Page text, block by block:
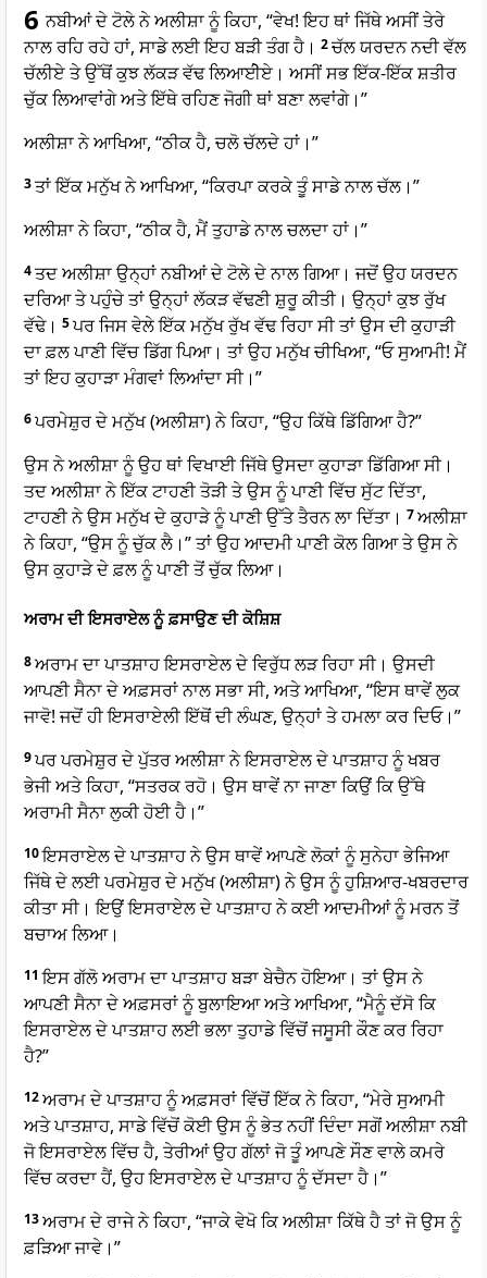
6ਨਬੀਆਂ ਦੇ ਟੋਲੇ ਨੇ ਅਲੀਸ਼ਾ ਨੂੰ ਕਿਹਾ, “ਵੇਖ! ਇਹ ਥਾਂ ਜਿੱਥੇ ਅਸੀਂ ਤੇਰੇ
ਨਾਲ ਰਹਿ ਰਹੇ ਹਾਂ, ਸਾਡੇ ਲਈ ਇਹ ਬੜੀ ਤੰਗ ਹੈ। 2ਚੱਲ ਯਰਦਨ ਨਦੀ ਵੱਲ
ਚੱਲੀਏ ਤੇ ਉੱਥੋਂ ਕੁਝ ਲੱਕੜ ਵੱਢ ਲਿਆਈੇਏ। ਅਸੀਂ ਸਭ ਇੱਕ-ਇੱਕ ਸ਼ਤੀਰ
ਚੁੱਕ ਲਿਆਵਾਂਗੇ ਅਤੇ ਇੱਥੇ ਰਹਿਣ ਜੋਗੀ ਥਾਂ ਬਣਾ ਲਵਾਂਗੇ।”
ਅਲੀਸ਼ਾ ਨੇ ਆਖਿਆ, “ਠੀਕ ਹੈ, ਚਲੋ ਚੱਲਦੇ ਹਾਂ।”
3ਤਾਂ ਇੱਕ ਮਨੁੱਖ ਨੇ ਆਖਿਆ, “ਕਿਰਪਾ ਕਰਕੇ ਤੂੰ ਸਾਡੇ ਨਾਲ ਚੱਲ।”
ਅਲੀਸ਼ਾ ਨੇ ਕਿਹਾ, “ਠੀਕ ਹੈ, ਮੈਂ ਤੁਹਾਡੇ ਨਾਲ ਚਲਦਾ ਹਾਂ।”
4ਤਦ ਅਲੀਸ਼ਾ ਉਨ੍ਹਾਂ ਨਬੀਆਂ ਦੇ ਟੋਲੇ ਦੇ ਨਾਲ ਗਿਆ। ਜਦੋਂ ਉਹ ਯਰਦਨ
ਦਰਿਆ ਤੇ ਪਹੁੰਚੇ ਤਾਂ ਉਨ੍ਹਾਂ ਲੱਕੜ ਵੱਢਣੀ ਸ਼ੁਰੂ ਕੀਤੀ। ਉਨ੍ਹਾਂ ਕੁਝ ਰੁੱਖ
ਵੱਢੇ। 5ਪਰ ਜਿਸ ਵੇਲੇ ਇੱਕ ਮਨੁੱਖ ਰੁੱਖ ਵੱਢ ਰਿਹਾ ਸੀ ਤਾਂ ਉਸ ਦੀ ਕੁਹਾੜੀ
ਦਾ ਫ਼ਲ ਪਾਣੀ ਵਿੱਚ ਡਿੱਗ ਪਿਆ। ਤਾਂ ਉਹ ਮਨੁੱਖ ਚੀਖਿਆ, “ਓ ਸੁਆਮੀ! ਮੈਂ
ਤਾਂ ਇਹ ਕੁਹਾੜਾ ਮੰਗਵਾਂ ਲਿਆਂਦਾ ਸੀ।”
6ਪਰਮੇਸ਼ੁਰ ਦੇ ਮਨੁੱਖ (ਅਲੀਸ਼ਾ) ਨੇ ਕਿਹਾ, “ਉਹ ਕਿੱਥੇ ਡਿੱਗਿਆ ਹੈ?”
ਉਸ ਨੇ ਅਲੀਸ਼ਾ ਨੂੰ ਉਹ ਥਾਂ ਵਿਖਾਈ ਜਿੱਥੇ ਉਸਦਾ ਕੁਹਾੜਾ ਡਿੱਗਿਆ ਸੀ।
ਤਦ ਅਲੀਸ਼ਾ ਨੇ ਇੱਕ ਟਾਹਣੀ ਤੋੜੀ ਤੇ ਉਸ ਨੂੰ ਪਾਣੀ ਵਿੱਚ ਸੁੱਟ ਦਿੱਤਾ,
ਟਾਹਣੀ ਨੇ ਉਸ ਮਨੁੱਖ ਦੇ ਕੁਹਾੜੇ ਨੂੰ ਪਾਣੀ ਉੱਤੇ ਤੈਰਨ ਲਾ ਦਿੱਤਾ। 7ਅਲੀਸ਼ਾ
ਨੇ ਕਿਹਾ, “ਉਸ ਨੂੰ ਚੁੱਕ ਲੈ।” ਤਾਂ ਉਹ ਆਦਮੀ ਪਾਣੀ ਕੋਲ ਗਿਆ ਤੇ ਉਸ ਨੇ
ਉਸ ਕੁਹਾੜੇ ਦੇ ਫ਼ਲ ਨੂੰ ਪਾਣੀ ਤੋਂ ਚੁੱਕ ਲਿਆ।
ਅਰਾਮ ਦੀ ਇਸਰਾਏਲ ਨੂੰ ਫ਼ਸਾਉਣ ਦੀ ਕੋਸ਼ਿਸ਼
8ਅਰਾਮ ਦਾ ਪਾਤਸ਼ਾਹ ਇਸਰਾਏਲ ਦੇ ਵਿਰੁੱਧ ਲੜ ਰਿਹਾ ਸੀ। ਉਸਦੀ
ਆਪਣੀ ਸੈਨਾ ਦੇ ਅਫ਼ਸਰਾਂ ਨਾਲ ਸਭਾ ਸੀ, ਅਤੇ ਆਖਿਆ, “ਇਸ ਥਾਵੇਂ ਲੁਕ
ਜਾਵੋ! ਜਦੋਂ ਹੀ ਇਸਰਾਏਲੀ ਇੱਥੋਂ ਦੀ ਲੰਘਣ, ਉਨ੍ਹਾਂ ਤੇ ਹਮਲਾ ਕਰ ਦਿਓ।”
9ਪਰ ਪਰਮੇਸ਼ੁਰ ਦੇ ਪੁੱਤਰ ਅਲੀਸ਼ਾ ਨੇ ਇਸਰਾਏਲ ਦੇ ਪਾਤਸ਼ਾਹ ਨੂੰ ਖਬਰ
ਭੇਜੀ ਅਤੇ ਕਿਹਾ, “ਸਤਰਕ ਰਹੋ। ਉਸ ਥਾਵੇਂ ਨਾ ਜਾਣਾ ਕਿਉਂ ਕਿ ਉੱਥੇ
ਅਰਾਮੀ ਸੈਨਾ ਲੁਕੀ ਹੋਈ ਹੈ।”
10ਇਸਰਾਏਲ ਦੇ ਪਾਤਸ਼ਾਹ ਨੇ ਉਸ ਥਾਵੇਂ ਆਪਣੇ ਲੋਕਾਂ ਨੂੰ ਸੁਨੇਹਾ ਭੇਜਿਆ
ਜਿੱਥੇ ਦੇ ਲਈ ਪਰਮੇਸ਼ੁਰ ਦੇ ਮਨੁੱਖ (ਅਲੀਸ਼ਾ) ਨੇ ਉਸ ਨੂੰ ਹੁਸ਼ਿਆਰ-ਖਬਰਦਾਰ
ਕੀਤਾ ਸੀ। ਇਉਂ ਇਸਰਾਏਲ ਦੇ ਪਾਤਸ਼ਾਹ ਨੇ ਕਈ ਆਦਮੀਆਂ ਨੂੰ ਮਰਨ ਤੋਂ
ਬਚਾਅ ਲਿਆ।
11ਇਸ ਗੱਲੋ ਅਰਾਮ ਦਾ ਪਾਤਸ਼ਾਹ ਬੜਾ ਬੇਚੈਨ ਹੋਇਆ। ਤਾਂ ਉਸ ਨੇ
ਆਪਣੀ ਸੈਨਾ ਦੇ ਅਫ਼ਸਰਾਂ ਨੂੰ ਬੁਲਾਇਆ ਅਤੇ ਆਖਿਆ, “ਮੈਨੂੰ ਦੱਸੋ ਕਿ
ਇਸਰਾਏਲ ਦੇ ਪਾਤਸ਼ਾਹ ਲਈ ਭਲਾ ਤੁਹਾਡੇ ਵਿੱਚੋਂ ਜਸੂਸੀ ਕੌਣ ਕਰ ਰਿਹਾ
ਹੈ?”
12ਅਰਾਮ ਦੇ ਪਾਤਸ਼ਾਹ ਨੂੰ ਅਫ਼ਸਰਾਂ ਵਿੱਚੋਂ ਇੱਕ ਨੇ ਕਿਹਾ, “ਮੇਰੇ ਸੁਆਮੀ
ਅਤੇ ਪਾਤਸ਼ਾਹ, ਸਾਡੇ ਵਿੱਚੋਂ ਕੋਈ ਉਸ ਨੂੰ ਭੇਤ ਨਹੀਂ ਦਿੰਦਾ ਸਗੋਂ ਅਲੀਸ਼ਾ ਨਬੀ
ਜੋ ਇਸਰਾਏਲ ਵਿੱਚ ਹੈ, ਤੇਰੀਆਂ ਉਹ ਗੱਲਾਂ ਜੋ ਤੂੰ ਆਪਣੇ ਸੌਣ ਵਾਲੇ ਕਮਰੇ
ਵਿੱਚ ਕਰਦਾ ਹੈਂ, ਉਹ ਇਸਰਾਏਲ ਦੇ ਪਾਤਸ਼ਾਹ ਨੂੰ ਦੱਸਦਾ ਹੈ।”
13ਅਰਾਮ ਦੇ ਰਾਜੇ ਨੇ ਕਿਹਾ, “ਜਾਕੇ ਵੇਖੋ ਕਿ ਅਲੀਸ਼ਾ ਕਿੱਥੇ ਹੈ ਤਾਂ ਜੋ ਉਸ ਨੂੰ
ਫ਼ੜਿਆ ਜਾਵੇ।”